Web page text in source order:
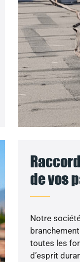
de vos
Notre
toutes les
d’esprit